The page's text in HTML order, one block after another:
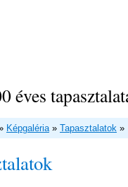
éves
Képgaléria» Tapasztalatok »